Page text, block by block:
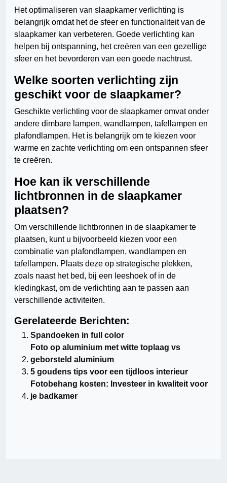
Het optimaliseren van slaapkamer verlichting is
belangrijk omdat het de sfeer en functionaliteit van de
slaapkamer kan verbeteren. Goede verlichting kan
helpen bij ontspanning, het creëren van een gezellige
sfeer en het bevorderen van een goede nachtrust.
Welke soorten verlichting zijn
geschikt voor de slaapkamer?
Geschikte verlichting voor de slaapkamer omvat onder
andere dimbare lampen, wandlampen, tafellampen en
plafondlampen. Het is belangrijk om te kiezen voor
warme en zachte verlichting om een ontspannen sfeer
te creëren.
Hoe kan ik verschillende
lichtbronnen in de slaapkamer
plaatsen?
Om verschillende lichtbronnen in de slaapkamer te
plaatsen, kunt u bijvoorbeeld kiezen voor een
combinatie van plafondlampen, wandlampen en
tafellampen. Plaats deze op strategische plekken,
zoals naast het bed, bij een leeshoek of in de
kledingkast, om de verlichting aan te passen aan
verschillende activiteiten.
Gerelateerde Berichten:
Spandoeken in full color
Foto op aluminium met witte toplaag vs
geborsteld aluminium
5 goudens tips voor een tijdloos interieur
Fotobehang kosten: Investeer in kwaliteit voor
je badkamer